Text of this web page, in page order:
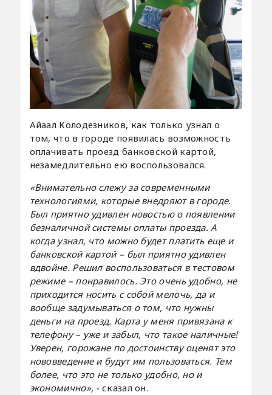
Айаал Колодезников, как только узнал о
том, что в городе появилась возможность
оплачивать проезд банковской картой,
незамедлительно ею воспользовался.
«Внимательно слежу за современными
технологиями, которые внедряют в городе.
Был приятно удивлен новостью о появлении
безналичной системы оплаты проезда. А
когда узнал, что можно будет платить еще и
банковской картой – был приятно удивлен
вдвойне. Решил воспользоваться в тестовом
режиме – понравилось. Это очень удобно, не
приходится носить с собой мелочь, да и
вообще задумываться о том, что нужны
деньги на проезд. Карта у меня привязана к
телефону – уже и забыл, что такое наличные!
Уверен, горожане по достоинству оценят это
нововведение и будут им пользоваться. Тем
более, что это не только удобно, но и
экономично», -сказал он.